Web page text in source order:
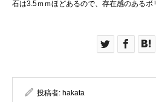
石は3.5ｍｍほどあるので、存在感のあるボ
投稿者: hakata